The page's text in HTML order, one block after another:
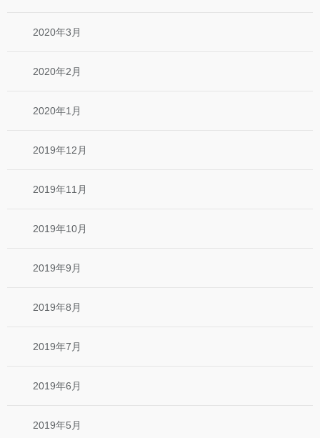
2020年3月
2020年2月
2020年1月
2019年12月
2019年11月
2019年10月
2019年9月
2019年8月
2019年7月
2019年6月
2019年5月